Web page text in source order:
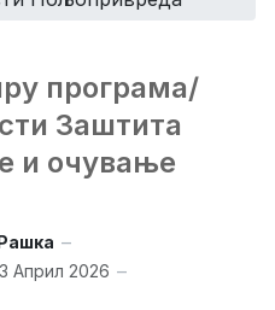
програма/
Заштита
и очување
Април 2026